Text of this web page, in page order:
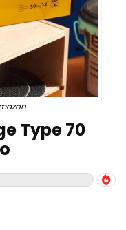
Type 70